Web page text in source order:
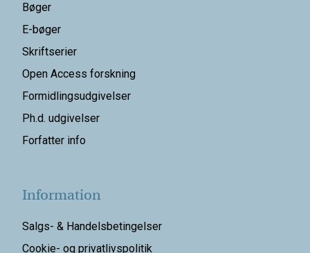
Bøger
E-bøger
Skriftserier
Open Access forskning
Formidlingsudgivelser
Ph.d. udgivelser
Forfatter info
Information
Salgs- & Handelsbetingelser
Cookie- og privatlivspolitik